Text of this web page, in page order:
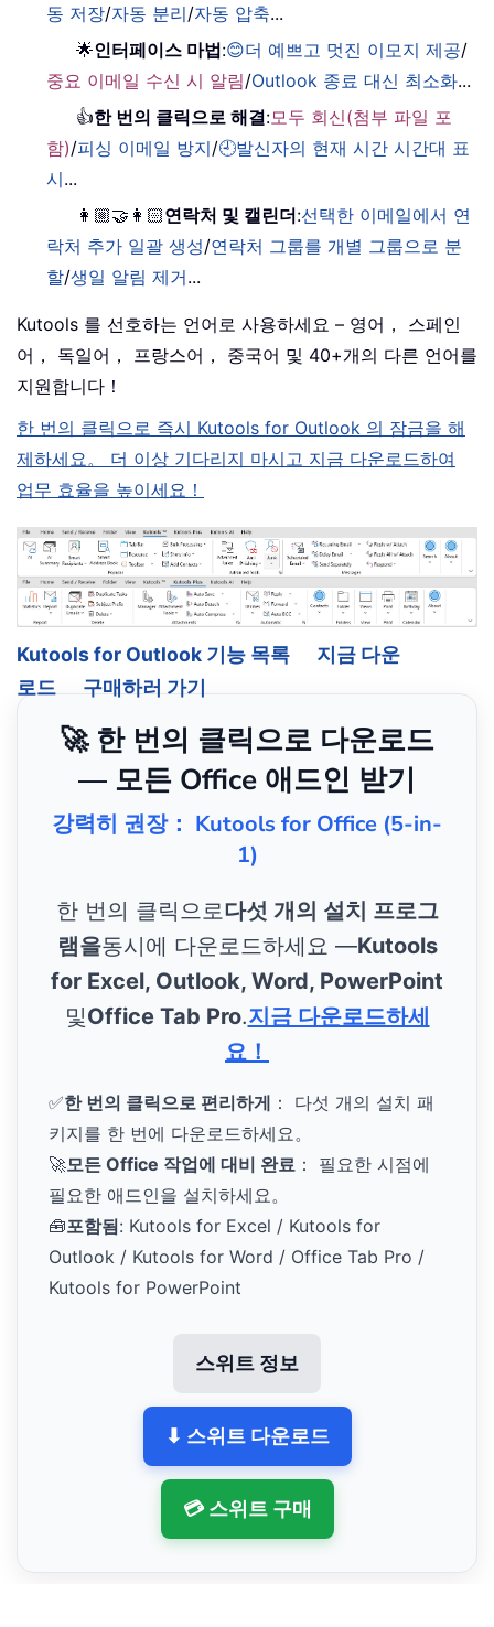
동 저장/자동 분리/자동 압축...
🌟인터페이스 마법:😊더 예쁘고 멋진 이모지 제공/
중요 이메일 수신 시 알림/Outlook 종료 대신 최소화...
👍한 번의 클릭으로 해결:모두 회신(첨부 파일 포
함)/피싱 이메일 방지/🕘발신자의 현재 시간 시간대 표
시...
👩🏼‍🤝‍👩🏻연락처 및 캘린더:선택한 이메일에서 연
락처 추가 일괄 생성/연락처 그룹를 개별 그룹으로 분
할/생일 알림 제거...
Kutools 를 선호하는 언어로 사용하세요 – 영어， 스페인
어， 독일어， 프랑스어， 중국어 및 40+개의 다른 언어를
지원합니다！
한 번의 클릭으로 즉시 Kutools for Outlook 의 잠금을 해
제하세요。 더 이상 기다리지 마시고 지금 다운로드하여
업무 효율을 높이세요！
Kutools for Outlook 기능 목록
지금 다운
로드
구매하러 가기
🚀 한 번의 클릭으로 다운로드
— 모든 Office 애드인 받기
강력히 권장： Kutools for Office (5-in-
1)
한 번의 클릭으로다섯 개의 설치 프로그
램을동시에 다운로드하세요 —Kutools
for Excel, Outlook, Word, PowerPoint
및Office Tab Pro.지금 다운로드하세
요！
✅한 번의 클릭으로 편리하게 ： 다섯 개의 설치 패
키지를 한 번에 다운로드하세요。
🚀모든 Office 작업에 대비 완료 ： 필요한 시점에
필요한 애드인을 설치하세요。
🧰포함됨: Kutools for Excel / Kutools for
Outlook / Kutools for Word / Office Tab Pro /
Kutools for PowerPoint
스위트 정보
⬇ 스위트 다운로드
💳 스위트 구매